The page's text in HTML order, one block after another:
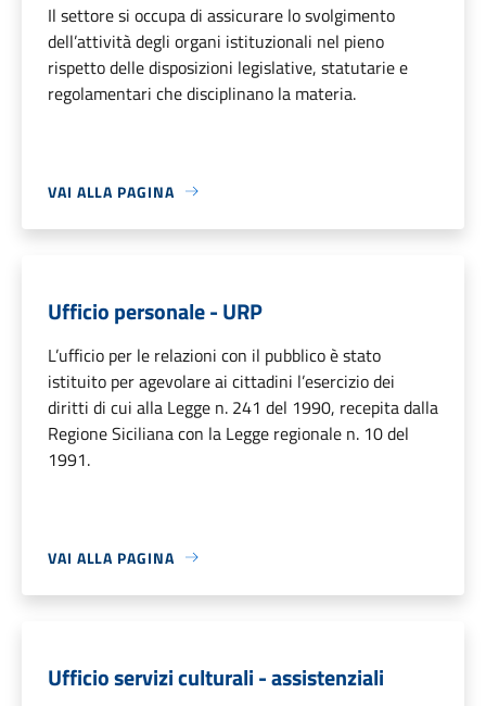
Il settore si occupa di assicurare lo svolgimento
dell’attività degli organi istituzionali nel pieno
rispetto delle disposizioni legislative, statutarie e
regolamentari che disciplinano la materia.
VAI ALLA PAGINA
Ufficio personale - URP
L’ufficio per le relazioni con il pubblico è stato
istituito per agevolare ai cittadini l’esercizio dei
diritti di cui alla Legge n. 241 del 1990, recepita dalla
Regione Siciliana con la Legge regionale n. 10 del
1991.
VAI ALLA PAGINA
Ufficio servizi culturali - assistenziali